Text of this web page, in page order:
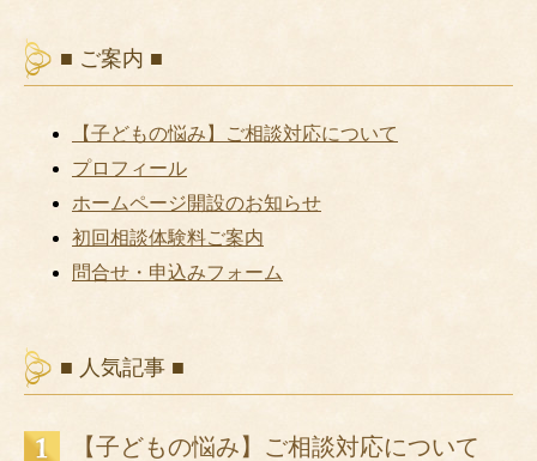
■ ご案内 ■
【子どもの悩み】ご相談対応について
プロフィール
ホームページ開設のお知らせ
初回相談体験料ご案内
問合せ・申込みフォーム
■ 人気記事 ■
【子どもの悩み】ご相談対応について